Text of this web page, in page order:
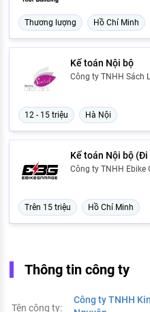
Thương lượng Hồ Chí Minh
Kế toán Nội bộ
Công ty TNHH Sách
12 - 15 triệu Hà Nội
Kế toán Nội bộ (Đi
Công ty TNHH Ebike
Trên 15 triệu Hồ Chí Minh
Thông tin công ty
Tên công ty:
Công ty TNHH